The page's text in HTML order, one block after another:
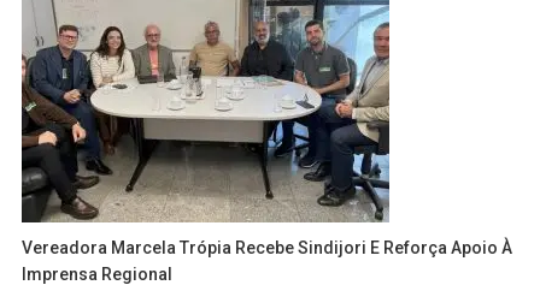
Vereadora Marcela Trópia Recebe Sindijori E Reforça Apoio À
Imprensa Regional